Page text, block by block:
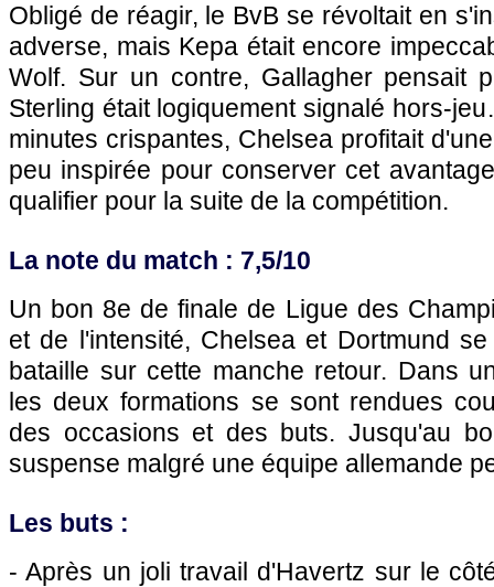
Obligé de réagir, le BvB se révoltait en
adverse, mais Kepa était encore
Wolf. Sur un contre, Gallagher pensait
Sterling était logiquement signalé hors-
minutes crispantes, Chelsea profitait
peu inspirée pour conserver cet
qualifier pour la suite de la compétition.
La note du match : 7,5/10
Un bon 8e de finale de Ligue des
et de l'intensité, Chelsea et Dortmund
bataille sur cette manche retour. Dans
les deux formations se sont rendues
des occasions et des buts. Jusqu'au
suspense malgré une équipe allemande
Les buts :
- Après un joli travail d'Havertz sur le